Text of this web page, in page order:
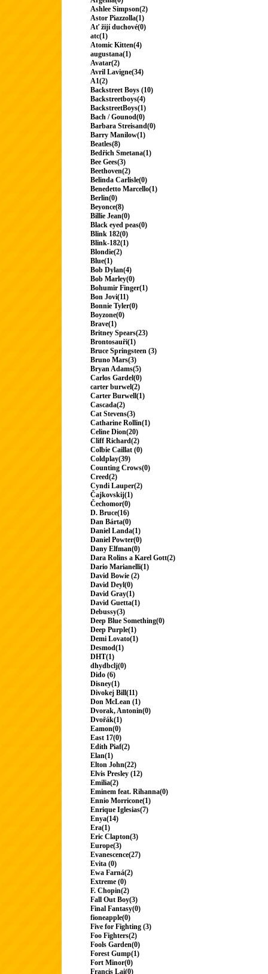
Ashlee Simpson(2)
Astor Piazzolla(1)
Ať žijí duchové(0)
atc(1)
Atomic Kitten(4)
augustana(1)
Avatar(2)
Avril Lavigne(34)
A1(2)
Backstreet Boys (10)
Backstreetboys(4)
BackstreetBoys(1)
Bach / Gounod(0)
Barbara Streisand(0)
Barry Manilow(1)
Beatles(8)
Bedřich Smetana(1)
Bee Gees(3)
Beethoven(2)
Belinda Carlisle(0)
Benedetto Marcello(1)
Berlin(0)
Beyonce(8)
Billie Jean(0)
Black eyed peas(0)
Blink 182(0)
Blink-182(1)
Blondie(2)
Blue(1)
Bob Dylan(4)
Bob Marley(0)
Bohumir Finger(1)
Bon Jovi(11)
Bonnie Tyler(0)
Boyzone(0)
Brave(1)
Britney Spears(23)
Brontosauři(1)
Bruce Springsteen (3)
Bruno Mars(3)
Bryan Adams(5)
Carlos Gardel(0)
carter burwel(2)
Carter Burwell(1)
Cascada(2)
Cat Stevens(3)
Catharine Rollin(1)
Celine Dion(20)
Cliff Richard(2)
Colbie Caillat (0)
Coldplay(39)
Counting Crows(0)
Creed(2)
Cyndi Lauper(2)
Čajkovskij(1)
Čechomor(0)
D. Bruce(16)
Dan Bárta(0)
Daniel Landa(1)
Daniel Powter(0)
Dany Elfman(0)
Dara Rolins a Karel Gott(2)
Dario Marianelli(1)
David Bowie (2)
David Deyl(0)
David Gray(1)
David Guetta(1)
Debussy(3)
Deep Blue Something(0)
Deep Purple(1)
Demi Lovato(1)
Desmod(1)
DHT(1)
dhydbclj(0)
Dido (6)
Disney(1)
Divokej Bill(11)
Don McLean (1)
Dvorak, Antonin(0)
Dvořák(1)
Eamon(0)
East 17(0)
Edith Piaf(2)
Elan(1)
Elton John(22)
Elvis Presley (12)
Emilia(2)
Eminem feat. Rihanna(0)
Ennio Morricone(1)
Enrique Iglesias(7)
Enya(14)
Era(1)
Eric Clapton(3)
Europe(3)
Evanescence(27)
Evita (0)
Ewa Farná(2)
Extreme (0)
F. Chopin(2)
Fall Out Boy(3)
Final Fantasy(0)
fioneapple(0)
Five for Fighting (3)
Foo Fighters(2)
Fools Garden(0)
Forest Gump(1)
Fort Minor(0)
Francis Lai(0)